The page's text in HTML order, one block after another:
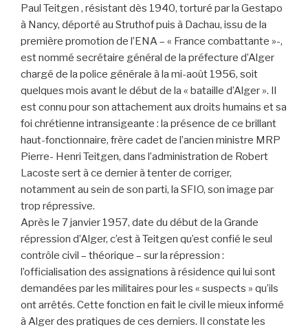
Paul Teitgen , résistant dès 1940, torturé par la Gestapo
à Nancy, déporté au Struthof puis à Dachau, issu de la
première promotion de l’ENA – « France combattante »-,
est nommé secrétaire général de la préfecture d’Alger
chargé de la police générale à la mi-août 1956, soit
quelques mois avant le début de la « bataille d’Alger ». Il
est connu pour son attachement aux droits humains et sa
foi chrétienne intransigeante : la présence de ce brillant
haut-fonctionnaire, frère cadet de l’ancien ministre MRP
Pierre- Henri Teitgen, dans l’administration de Robert
Lacoste sert à ce dernier à tenter de corriger,
notamment au sein de son parti, la SFIO, son image par
trop répressive.
Après le 7 janvier 1957, date du début de la Grande
répression d’Alger, c’est à Teitgen qu’est confié le seul
contrôle civil – théorique – sur la répression :
l’officialisation des assignations à résidence qui lui sont
demandées par les militaires pour les « suspects » qu’ils
ont arrêtés. Cette fonction en fait le civil le mieux informé
à Alger des pratiques de ces derniers. Il constate les